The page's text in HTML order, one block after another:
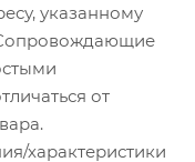
указанному
от
характеристики